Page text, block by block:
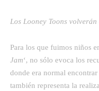
Los Looney Toons
Para los que fuimos niños
Jam‘, no sólo evoca los
donde era normal
también representa la